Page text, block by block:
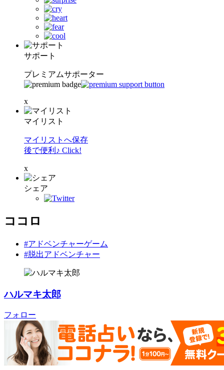
サポート
プレミアムサポーター
x
マイリスト
マイリストへ保存
後で便利♪ Click!
x
シェア
ココロ
#アドベンチャーゲーム
#脱出アドベンチャー
ハルマキ太郎
フォロー